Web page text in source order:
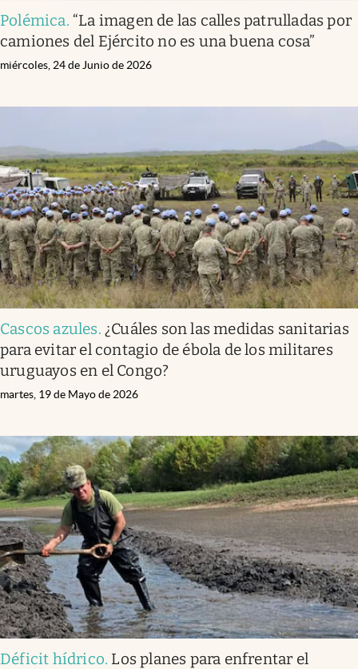
Polémica.“La imagen de las calles patrulladas por
camiones del Ejército no es una buena cosa”
miércoles, 24 de Junio de 2026
Cascos azules. ¿Cuáles son las medidas sanitarias
para evitar el contagio de ébola de los militares
uruguayos en el Congo?
martes, 19 de Mayo de 2026
Déficit hídrico. Los planes para enfrentar el